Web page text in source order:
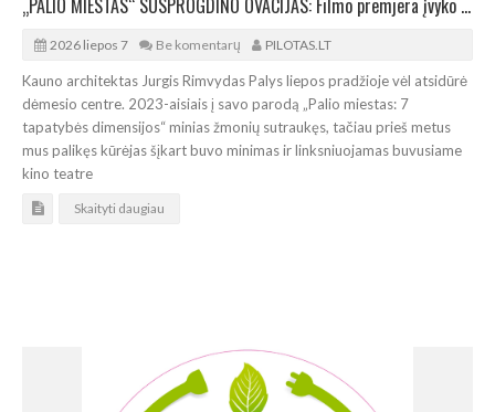
„PALIO MIESTAS“ SUSPROGDINO OVACIJAS: Filmo premjera įvyko sausakimšoje salėje
2026 liepos 7 Be komentarų PILOTAS.LT
Kauno architektas Jurgis Rimvydas Palys liepos pradžioje vėl atsidūrė
dėmesio centre. 2023-aisiais į savo parodą „Palio miestas: 7
tapatybės dimensijos“ minias žmonių sutraukęs, tačiau prieš metus
mus palikęs kūrėjas šįkart buvo minimas ir linksniuojamas buvusiame
kino teatre
Skaityti daugiau